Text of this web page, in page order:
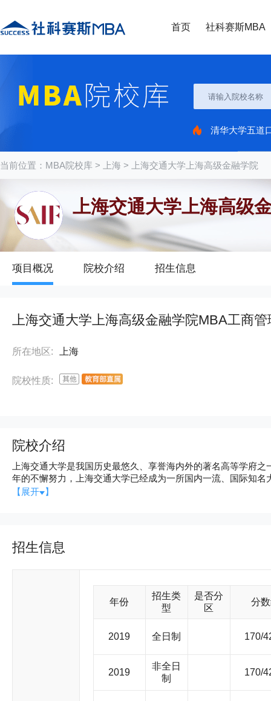
首页 社科赛斯MBA
清华大学五道
当前位置： MBA院校库 > 上海 > 上海交通大学上海高级金融学院
上海交通大学上海高级
项目概况 院校介绍 招生信息
上海交通大学上海高级金融学院MBA工商
所在地区: 上海
院校性质:
院校介绍
上海交通大学是我国历史最悠久、享誉海内外的著名高等学府
年的不懈努力，上海交通大学已经成为一所国内一流、国际知
型、国际化”世界一流大学的愿景目标。 十九世纪末，甲午战败，民族危难。中国近代著名实业家、教育家盛宣怀秉持“自强首
夕，广大师生积极投身民主革命，学校被誉为“民主堡垒”。 新中国成立初期，为配合国家经济建设的需要，构建新中国的高等
教育体系，学校调整出相当一部分优势专业、师资设备，支持
神，锐意推进改革：率先组成教授代表团访问美国，率先实行
了学校的教学科研改革。1984年，邓小平同志亲切接见了学校
法学和人文学科等。1999年，上海农学院并入；2005年，与上
学的转变。与此同时，学校通过与美国密西根大学等世界一流
行校区建设，历经30多年，已基本建设成设施完善，环境优美
现有徐汇、闵行、黄浦、长宁、浦东等校区，总占地面积300
【展开 】
招生信息
年份
招生类
型
是否分
区
分
2019 全日制 170/
2019
非全日
制
170/